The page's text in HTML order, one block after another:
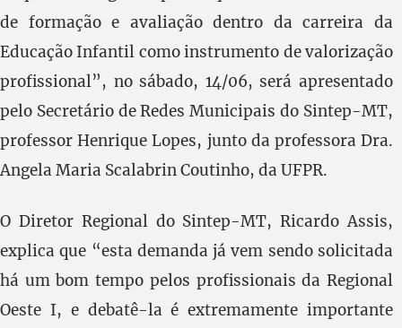
de formação e avaliação dentro da carreira da
Educação Infantil como instrumento de valorização
profissional”, no sábado, 14/06, será apresentado
pelo Secretário de Redes Municipais do Sintep-MT,
professor Henrique Lopes, junto da professora Dra.
Angela Maria Scalabrin Coutinho, da UFPR.
O Diretor Regional do Sintep-MT, Ricardo Assis,
explica que “esta demanda já vem sendo solicitada
há um bom tempo pelos profissionais da Regional
Oeste I, e debatê-la é extremamente importante